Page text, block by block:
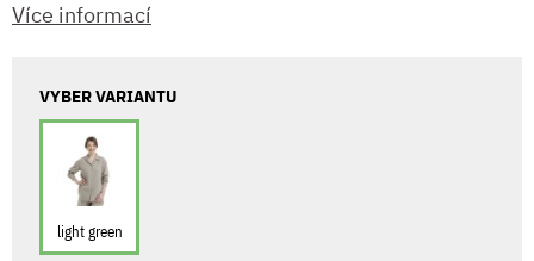
Více informací
VYBER VARIANTU
light green